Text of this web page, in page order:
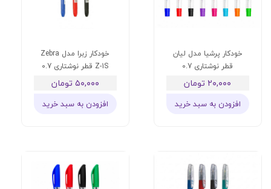
خودکار پرشیا مدل لیان
قطر نوشتاری 0.7
۲۰,۰۰۰ تومان
افزودن به سبد خرید
خودکار زبرا مدل Zebra
Z-1S قطر نوشتاری 0.7
۵۰,۰۰۰ تومان
افزودن به سبد خرید